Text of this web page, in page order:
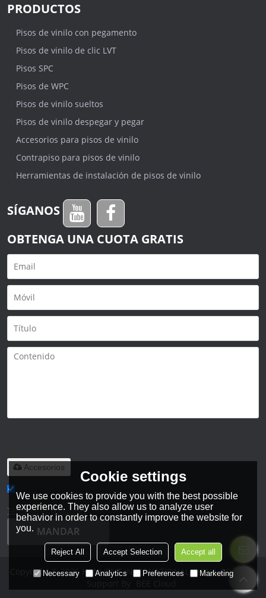
PRODUCTOS
Pisos de vinilo con pegamento
Pisos de vinilo de clic LVT
Pisos SPC
Pisos de WPC
Pisos de vinilo sueltos
Pisos de vinilo despegar y pegar
Accesorios para pisos de vinilo
Contrapiso para pisos de vinilo
Herramientas de instalación de pisos de vinilo
SÍGANOS
OBTENGA UNA CUOTA GRATIS
Accesorios
He leido y acepto los Términos y Condiciones de este servicio,
Términos y Condiciones
MANDAR
Copyright © 2026 HANHENT INTERNATIONAL CHINA CO., LTD.
Cookie settings
We use cookies to provide you with the best possible
experience. They also allow us to analyze user
behavior in order to constantly improve the website for
you.
Reject All Accept Selection Accept all
Necessary Analytics Preferences Marketing